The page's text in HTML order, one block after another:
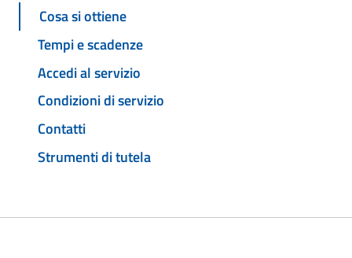
Cosa si ottiene
Tempi e scadenze
Accedi al servizio
Condizioni di servizio
Contatti
Strumenti di tutela